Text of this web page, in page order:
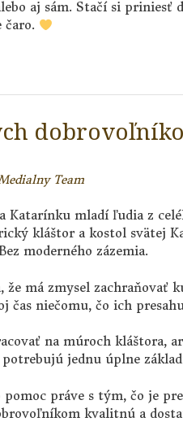
aj sám. Stačí si priniesť
čaro.
Team
Katarínku mladí ľudia z
kláštor a kostol svätej
moderného zázemia.
že má zmysel zachraňovať
čas niečomu, čo ich
na múroch kláštora,
jednu úplne
práve s tým, čo je
kvalitnú a